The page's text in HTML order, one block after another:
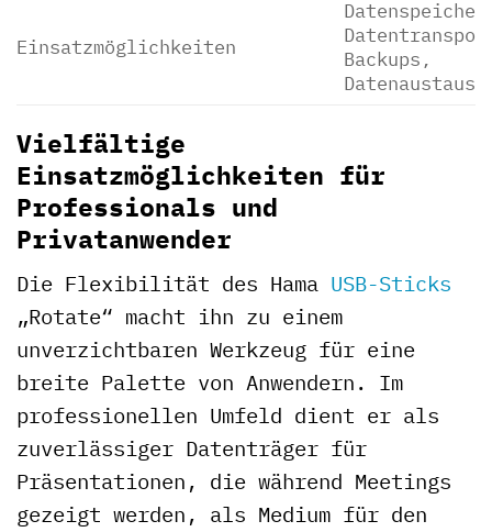
Einsatzmöglichkeiten
Backups,
Vielfältige
Einsatzmöglichkeiten für
Professionals und
Privatanwender
Die Flexibilität des Hama USB-Sticks
„Rotate“ macht ihn zu einem
unverzichtbaren Werkzeug für eine
breite Palette von Anwendern. Im
professionellen Umfeld dient er als
zuverlässiger Datenträger für
Präsentationen, die während Meetings
gezeigt werden, als Medium für den